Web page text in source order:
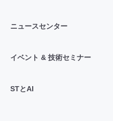
ニュースセンター
イベント & 技術セミナー
STとAI